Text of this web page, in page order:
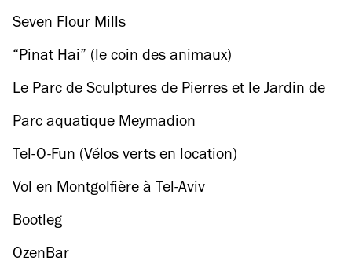
Seven Flour Mills
“Pinat Hai” (le coin des animaux)
Le Parc de Sculptures de Pierres et le Jardin de
Cactus
Parc aquatique Meymadion
Tel-O-Fun (Vélos verts en location)
Vol en Montgolfière à Tel-Aviv
Bootleg
OzenBar